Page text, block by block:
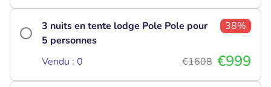
3 nuits en tente lodge Pole Pole pour
5 personnes
38%
Vendu : 0 €1608 €999